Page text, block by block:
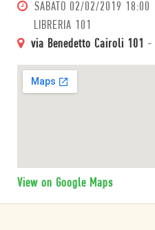
SABATO 02/02/2019 18:00
LIBRERIA 101
via Benedetto Cairoli 101 -
View on Google Maps